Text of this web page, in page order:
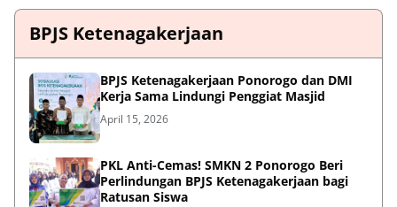
BPJS Ketenagakerjaan
BPJS Ketenagakerjaan Ponorogo dan DMI
Kerja Sama Lindungi Penggiat Masjid
April 15, 2026
PKL Anti-Cemas! SMKN 2 Ponorogo Beri
Perlindungan BPJS Ketenagakerjaan bagi
Ratusan Siswa